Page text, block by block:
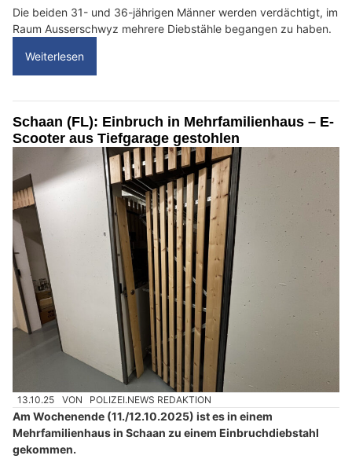
Die beiden 31- und 36-jährigen Männer werden verdächtigt, im
Raum Ausserschwyz mehrere Diebstähle begangen zu haben.
Weiterlesen
Schaan (FL): Einbruch in Mehrfamilienhaus – E-
Scooter aus Tiefgarage gestohlen
13.10.25 VON POLIZEI.NEWS REDAKTION
Am Wochenende (11./12.10.2025) ist es in einem
Mehrfamilienhaus in Schaan zu einem Einbruchdiebstahl
gekommen.